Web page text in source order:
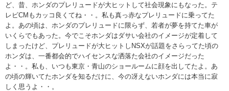
ど、昔、ホンダのプレリュードが大ヒットして社会現象にもなった。テ
レビCMもカッコ良くてね・・。私も真っ赤なプレリュードに乗ってた
よ。あの頃は、ホンダのプレリュードに限らず、若者が夢を持てた車が
いくらでもあった。今でこそホンダはダサい会社のイメージが定着して
しまったけど、プレリュードが大ヒットしNSXが話題をさらってた頃の
ホンダは、一番都会的でハイセンスな洒落た会社のイメージだった
よ・・。私も、いつも東京・青山のショールームに顔を出してたよ。あ
の頃の輝いてたホンダを知るだけに、今の冴えないホンダには本当に寂
しく思うよ・・。